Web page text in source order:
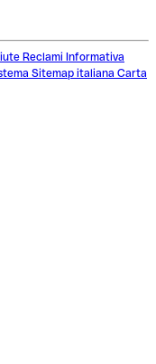
Reclami Informativa
Sitemap italiana Carta